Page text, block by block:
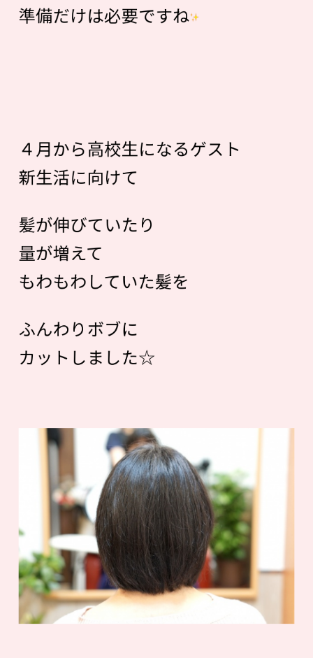
準備だけは必要ですね
４月から高校生になるゲスト
新生活に向けて
髪が伸びていたり
量が増えて
もわもわしていた髪を
ふんわりボブに
カットしました☆